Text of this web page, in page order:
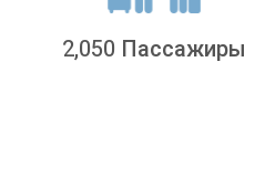
2,050 Пассажиры